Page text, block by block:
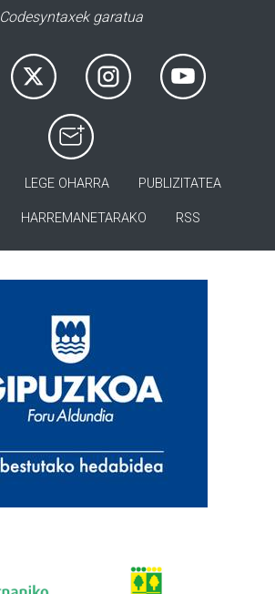
Codesyntaxek garatua
LEGE OHARRA PUBLIZITATEA
HARREMANETARAKO RSS